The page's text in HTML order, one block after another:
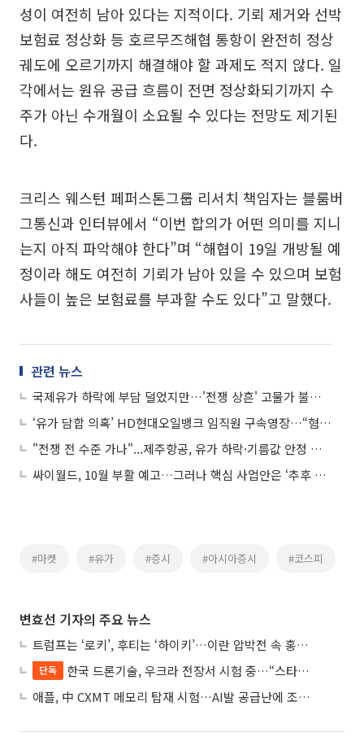
성이 여전히 남아 있다는 지적이다. 기뢰 제거와 선박
보험료 정상화 등 호르무즈해협 통항이 완전히 정상
궤도에 오르기까지 해결해야 할 과제도 적지 않다. 일
각에서는 원유 공급 흐름이 전면 정상화되기까지 수
주가 아닌 수개월이 소요될 수 있다는 전망도 제기된
다.
크리스 웨스턴 페퍼스톤그룹 리서치 책임자는 블룸버
그통신과 인터뷰에서 “이번 합의가 어떤 의미를 지니
는지 아직 파악해야 한다”며 “해협이 19일 개방될 예
정이라 해도 여전히 기뢰가 남아 있을 수 있으며 보험
사들이 높은 보험료를 부과할 수도 있다”고 말했다.
관련 뉴스
국제유가 하락에 부담 덜었지만…'전쟁 상흔' 고물가 불씨 여전
‘유가 담합 의혹’ HD현대오일뱅크 임직원 구속영장…“혐의 적극 소명”
"전쟁 전 수준 가나"...제주항공, 유가 하락·기름값 안정 기대감에 23% 급등
싸이월드, 10월 부활 예고…그러나 핵심 사업안은 ‘추후 공개’
#마켓 #유가 #증시 #아시아증시 #코스피
변효선 기자의 주요 뉴스
트럼프는 ‘로키’, 후티는 ‘하이키’…이란 압박전 속 홍해·예멘 전선 격화
단독
한국 드론기술, 우크라 전장서 시험 중…“스타트업 여러 곳 참여”
애플, 中 CXMT 메모리 탑재 시험…AI발 공급난에 조달처 다변화